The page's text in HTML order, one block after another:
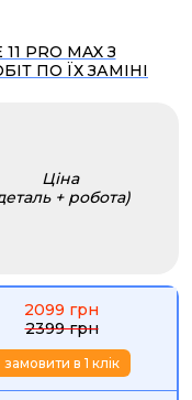
PRO MAX З
ПО ЇХ ЗАМІНІ
Ціна
+ робота)
2099 грн
2399 грн
замовити в 1 клік